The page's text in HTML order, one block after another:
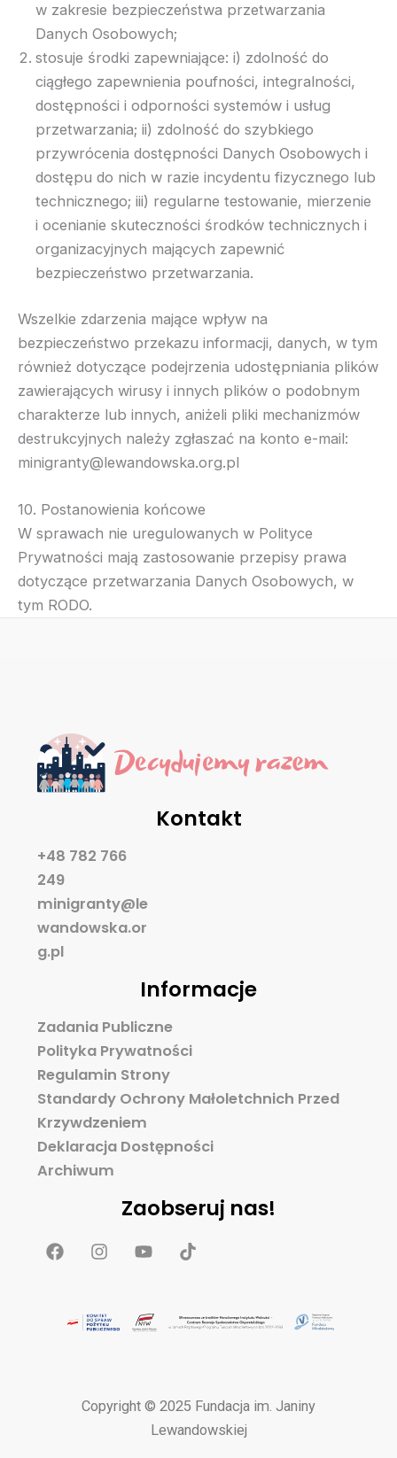
w zakresie bezpieczeństwa przetwarzania
Danych Osobowych;
stosuje środki zapewniające: i) zdolność do
ciągłego zapewnienia poufności, integralności,
dostępności i odporności systemów i usług
przetwarzania; ii) zdolność do szybkiego
przywrócenia dostępności Danych Osobowych i
dostępu do nich w razie incydentu fizycznego lub
technicznego; iii) regularne testowanie, mierzenie
i ocenianie skuteczności środków technicznych i
organizacyjnych mających zapewnić
bezpieczeństwo przetwarzania.
Wszelkie zdarzenia mające wpływ na
bezpieczeństwo przekazu informacji, danych, w tym
również dotyczące podejrzenia udostępniania plików
zawierających wirusy i innych plików o podobnym
charakterze lub innych, aniżeli pliki mechanizmów
destrukcyjnych należy zgłaszać na konto e-mail:
minigranty@lewandowska.org.pl
10. Postanowienia końcowe
W sprawach nie uregulowanych w Polityce
Prywatności mają zastosowanie przepisy prawa
dotyczące przetwarzania Danych Osobowych, w
tym RODO.
Kontakt
+48 782 766
249
minigranty@le
wandowska.or
g.pl
Informacje
Zadania Publiczne
Polityka Prywatności
Regulamin Strony
Standardy Ochrony Małoletchnich Przed
Krzywdzeniem
Deklaracja Dostępności
Archiwum
Zaobseruj nas!
F
a
I
n
a
g
Y
o
u
b
T
i
o
k
Copyright © 2025 Fundacja im. Janiny
Lewandowskiej